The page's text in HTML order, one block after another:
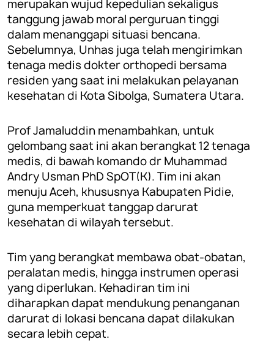
merupakan wujud kepedulian sekaligus
tanggung jawab moral perguruan tinggi
dalam menanggapi situasi bencana.
Sebelumnya, Unhas juga telah mengirimkan
tenaga medis dokter orthopedi bersama
residen yang saat ini melakukan pelayanan
kesehatan di Kota Sibolga, Sumatera Utara.
Prof Jamaluddin menambahkan, untuk
gelombang saat ini akan berangkat 12 tenaga
medis, di bawah komando dr Muhammad
Andry Usman PhD SpOT(K). Tim ini akan
menuju Aceh, khususnya Kabupaten Pidie,
guna memperkuat tanggap darurat
kesehatan di wilayah tersebut.
Tim yang berangkat membawa obat-obatan,
peralatan medis, hingga instrumen operasi
yang diperlukan. Kehadiran tim ini
diharapkan dapat mendukung penanganan
darurat di lokasi bencana dapat dilakukan
secara lebih cepat.